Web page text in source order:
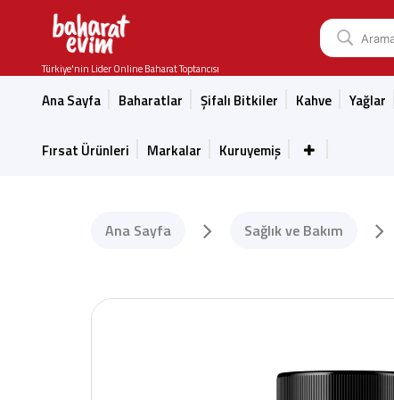
Türkiye'nin Lider Online Baharat Toptancısı
Ana Sayfa Baharatlar Şifalı Bitkiler Kahve Yağlar
Fırsat Ürünleri Markalar Kuruyemiş
Ana Sayfa Sağlık ve Bakım